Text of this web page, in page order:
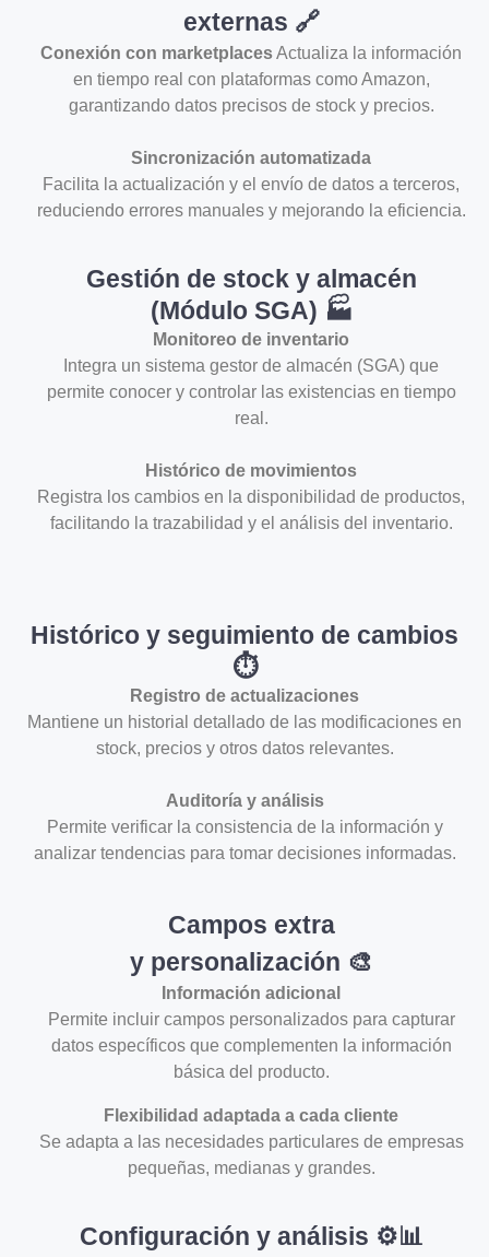
externas 🔗
Conexión con marketplacesActualiza la información
en tiempo real con plataformas como Amazon,
garantizando datos precisos de stock y precios.
Sincronización automatizada
Facilita la actualización y el envío de datos a terceros,
reduciendo errores manuales y mejorando la eficiencia.
Gestión de stock y almacén
(Módulo SGA) 🏭
Monitoreo de inventario
Integra un sistema gestor de almacén (SGA) que
permite conocer y controlar las existencias en tiempo
real.
Histórico de movimientos
Registra los cambios en la disponibilidad de productos,
facilitando la trazabilidad y el análisis del inventario.
Histórico y seguimiento de cambios
⏱️
Registro de actualizaciones
Mantiene un historial detallado de las modificaciones en
stock, precios y otros datos relevantes.
Auditoría y análisis
Permite verificar la consistencia de la información y
analizar tendencias para tomar decisiones informadas.
Campos extra
y personalización 🎨
Información adicional
Permite incluir campos personalizados para capturar
datos específicos que complementen la información
básica del producto.
Flexibilidad adaptada a cada cliente
Se adapta a las necesidades particulares de empresas
pequeñas, medianas y grandes.
Configuración y análisis ⚙️📊